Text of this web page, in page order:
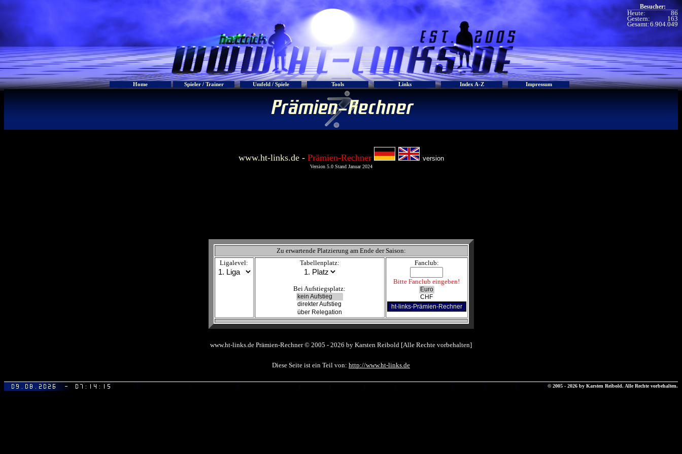
Besucher:
Heute: 86
Gestern: 163
Gesamt:6.904.049
Home Spieler / Trainer Umfeld / Spiele Tools Links Index A-Z Impressum
www.ht-links.de -Prämien-Rechner version
Version 5.0 Stand Januar 2024
Zu erwartende Platzierung am Ende der Saison:
Ligalevel:
Tabellenplatz:
Bei Aufstiegsplatz:
Fanclub:
Bitte Fanclub eingeben!
www.ht-links.de Prämien-Rechner © 2005 - 2026 by Karsten Reibold [Alle Rechte vorbehalten]
Diese Seite ist ein Teil von: http://www.ht-links.de
© 2005 - 2026 by Karsten Reibold. Alle Rechte vorbehalten.